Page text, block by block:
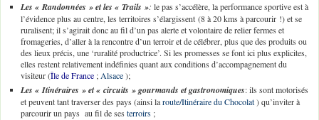
Les « Randonnées » et les « Trails »: le pas s’accélère, la performance sportive est à
l’évidence plus au centre, les territoires s’élargissent (8 à 20 kms à parcourir !) et se
ruralisent; il s’agirait donc au fil d’un pas alerte et volontaire de relier fermes et
fromageries, d’aller à la rencontre d’un terroir et de célébrer, plus que des produits ou
des lieux précis, une ‘ruralité productrice’. Si les promesses se font ici plus explicites,
elles restent relativement indéfinies quant aux conditions d’accompagnement du
visiteur (Île de France ; Alsace);
Les « Itinéraires » et « circuits » gourmands et gastronomiques: ils sont motorisés
et peuvent tant traverser des pays (ainsi laroute/Itinéraire du Chocolat) qu’inviter à
parcourir un pays au fil de ses terroirs ;